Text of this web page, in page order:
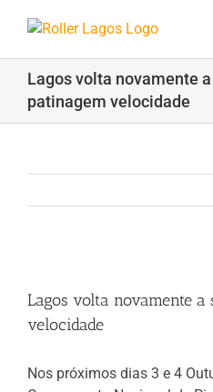
Lagos volta novamente
patinagem velocidade
Larger
Image
Lagos volta novamente
velocidade
Nos próximos dias 3 e 4